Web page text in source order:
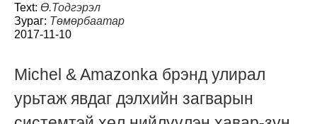
Text: Ө.Тодгэрэл
Зураг: Төмөрбаатар
2017-11-10
Michel & Amazonka брэнд улирал
урьтаж явдаг дэлхийн загварын